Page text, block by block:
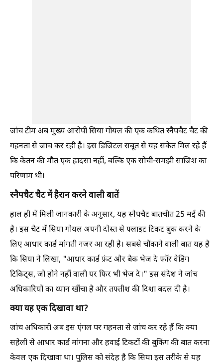
जांच टीम अब मुख्य आरोपी सिया गोयल की एक कथित स्नैपचैट चैट की
गहनता से जांच कर रही है। इस डिजिटल सबूत से यह संकेत मिल रहे हैं
कि केतन की मौत एक हादसा नहीं, बल्कि एक सोची-समझी साजिश का
परिणाम थी।
स्नैपचैट चैट में हैरान करने वाली बातें
हाल ही में मिली जानकारी के अनुसार, यह स्नैपचैट बातचीत 25 मई की
है। इस चैट में सिया गोयल अपनी दोस्त से फ्लाइट टिकट बुक करने के
लिए आधार कार्ड मांगती नजर आ रही है। सबसे चौंकाने वाली बात यह है
कि सिया ने लिखा, "आधार कार्ड फ्रंट और बैक भेज दे फॉर वेडिंग
टिकिट्स, जो होने नहीं वाली पर फिर भी भेज दे।" इस संदेश ने जांच
अधिकारियों का ध्यान खींचा है और तफ्तीश की दिशा बदल दी है।
क्या यह एक दिखावा था?
जांच अधिकारी अब इस एंगल पर गहनता से जांच कर रहे हैं कि क्या
सहेली से आधार कार्ड मांगना और हवाई टिकटों की बुकिंग की बात करना
केवल एक दिखावा था। पुलिस को संदेह है कि सिया इस तरीके से यह